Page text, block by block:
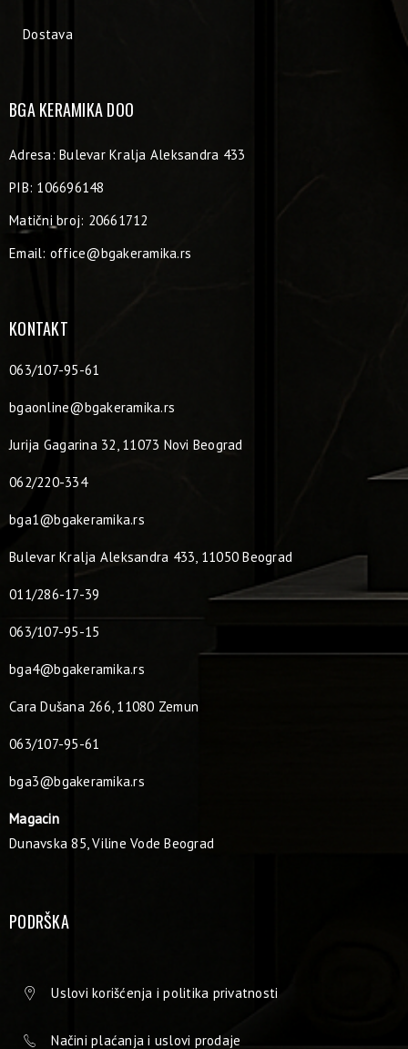
Dostava
BGA KERAMIKA DOO
Adresa: Bulevar Kralja Aleksandra 433
PIB: 106696148
Matični broj: 20661712
Email: office@bgakeramika.rs
KONTAKT
063/107-95-61
bgaonline@bgakeramika.rs
Jurija Gagarina 32, 11073 Novi Beograd
062/220-334
bga1@bgakeramika.rs
Bulevar Kralja Aleksandra 433, 11050 Beograd
011/286-17-39
063/107-95-15
bga4@bgakeramika.rs
Cara Dušana 266, 11080 Zemun
063/107-95-61
bga3@bgakeramika.rs
Magacin
Dunavska 85, Viline Vode Beograd
PODRŠKA
Uslovi korišćenja i politika privatnosti
Načini plaćanja i uslovi prodaje